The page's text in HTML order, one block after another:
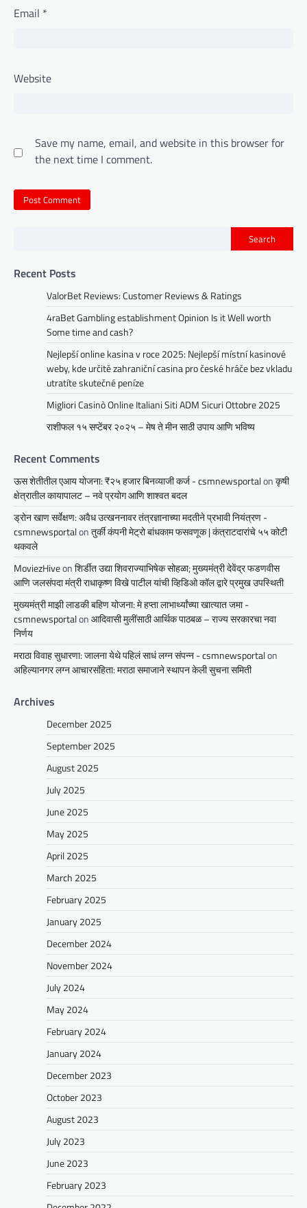
Email *
Website
Save my name, email, and website in this browser for
the next time I comment.
Search
Recent Posts
ValorBet Reviews: Customer Reviews & Ratings
4raBet Gambling establishment Opinion Is it Well worth
Some time and cash?
Nejlepší online kasina v roce 2025: Nejlepší místní kasinové
weby, kde určitě zahraniční casina pro české hráče bez vkladu
utratíte skutečné peníze
Migliori Casinò Online Italiani Siti ADM Sicuri Ottobre 2025
राशीफल १५ सप्टेंबर २०२५ – मेष ते मीन साठी उपाय आणि भविष्य
Recent Comments
ऊस शेतीतील एआय योजना: ₹२५ हजार बिनव्याजी कर्ज - csmnewsportalonकृषी
क्षेत्रातील कायापालट – नवे प्रयोग आणि शाश्वत बदल
ड्रोन खाण सर्वेक्षण: अवैध उत्खननावर तंत्रज्ञानाच्या मदतीने प्रभावी नियंत्रण -
csmnewsportalonतुर्की कंपनी मेट्रो बांधकाम फसवणूक | कंत्राटदारांचे ५५ कोटी
थकवले
MoviezHiveonशिर्डीत उद्या शिवराज्याभिषेक सोहळा; मुख्यमंत्री देवेंद्र फडणवीस
आणि जलसंपदा मंत्री राधाकृष्ण विखे पाटील यांची व्हिडिओ कॉल द्वारे प्रमुख उपस्थिती
मुख्यमंत्री माझी लाडकी बहिण योजना: मे हप्ता लाभार्थ्यांच्या खात्यात जमा -
csmnewsportalonआदिवासी मुलींसाठी आर्थिक पाठबळ – राज्य सरकारचा नवा
निर्णय
मराठा विवाह सुधारणा: जालना येथे पहिलं साधं लग्न संपन्न - csmnewsportalon
अहिल्यानगर लग्न आचारसंहिता: मराठा समाजाने स्थापन केली सुचना समिती
Archives
December 2025
September 2025
August 2025
July 2025
June 2025
May 2025
April 2025
March 2025
February 2025
January 2025
December 2024
November 2024
July 2024
May 2024
February 2024
January 2024
December 2023
October 2023
August 2023
July 2023
June 2023
February 2023